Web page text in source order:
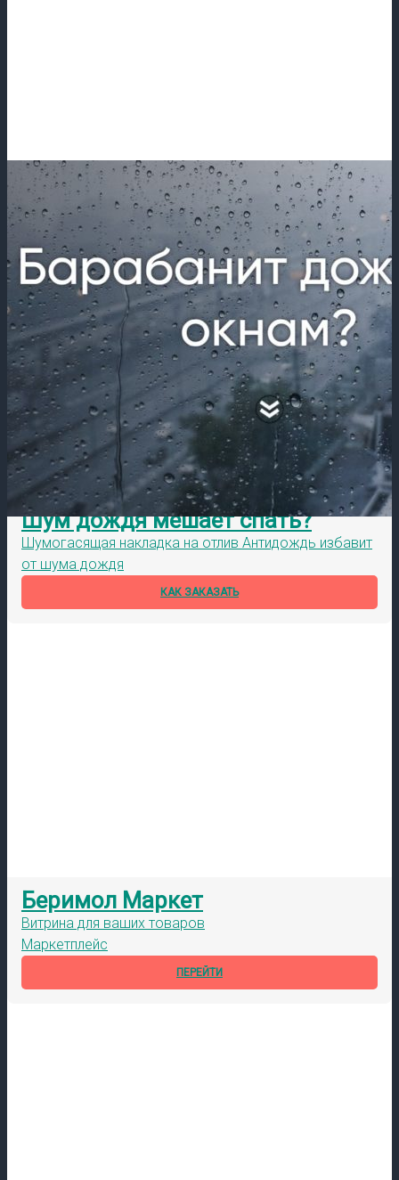
Шум дождя мешает спать?
Шумогасящая накладка на отлив Антидождь избавит
от шума дождя
КАК ЗАКАЗАТЬ
Беримол Маркет
Витрина для ваших товаров
Маркетплейс
ПЕРЕЙТИ